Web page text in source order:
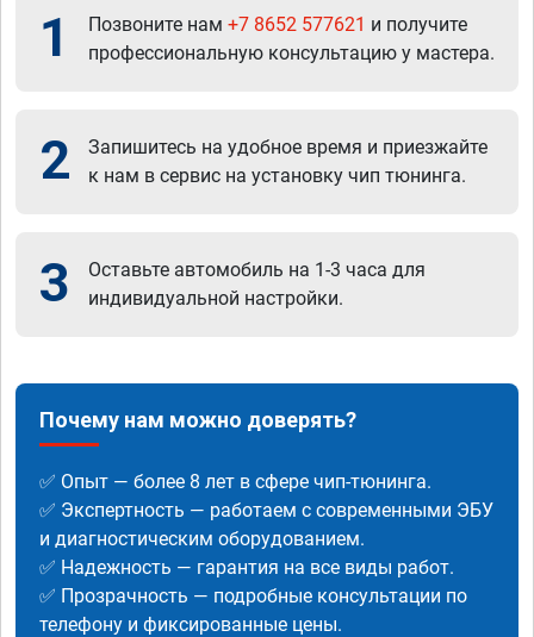
1 Позвоните нам +7 8652 577621 и получите
профессиональную консультацию у мастера.
2
Запишитесь на удобное время и приезжайте
к нам в сервис на установку чип тюнинга.
3
Оставьте автомобиль на 1-3 часа для
индивидуальной настройки.
Почему нам можно доверять?
✅ Опыт — более 8 лет в сфере чип-тюнинга.
✅ Экспертность — работаем с современными ЭБУ
и диагностическим оборудованием.
✅ Надежность — гарантия на все виды работ.
✅ Прозрачность — подробные консультации по
телефону и фиксированные цены.